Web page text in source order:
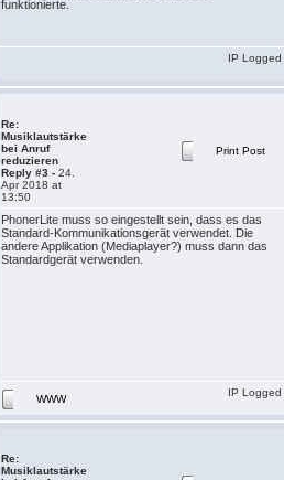
funktionierte.
IP Logged
Re:
Musiklautstärke
bei Anruf
reduzieren
Reply #3 - 24.
Apr 2018 at
13:50
Print Post
PhonerLite muss so eingestellt sein, dass es das
Standard-Kommunikationsgerät verwendet. Die
andere Applikation (Mediaplayer?) muss dann das
Standardgerät verwenden.
WWW
IP Logged
Re:
Musiklautstärke